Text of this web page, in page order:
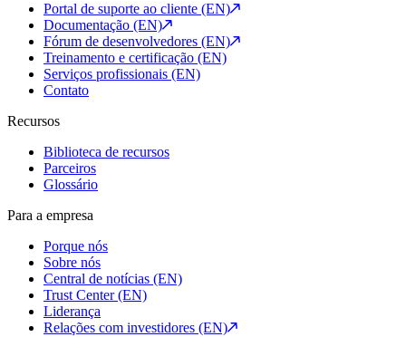
Portal de suporte ao cliente (EN)
Documentação (EN)
Fórum de desenvolvedores (EN)
Treinamento e certificação (EN)
Serviços profissionais (EN)
Contato
Recursos
Biblioteca de recursos
Parceiros
Glossário
Para a empresa
Porque nós
Sobre nós
Central de notícias (EN)
Trust Center (EN)
Liderança
Relações com investidores (EN)